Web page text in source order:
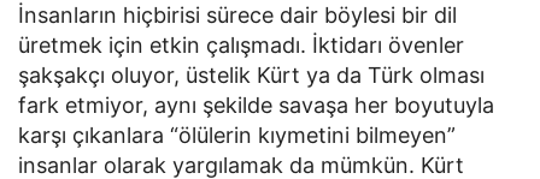
İnsanların hiçbirisi sürece dair böylesi bir dil
üretmek için etkin çalışmadı. İktidarı övenler
şakşakçı oluyor, üstelik Kürt ya da Türk olması
fark etmiyor, aynı şekilde savaşa her boyutuyla
karşı çıkanlara “ölülerin kıymetini bilmeyen”
insanlar olarak yargılamak da mümkün. Kürt